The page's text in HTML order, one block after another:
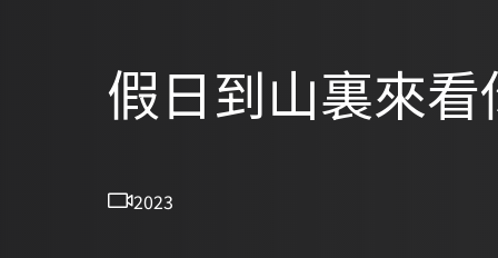
假日到山裏來看
2023